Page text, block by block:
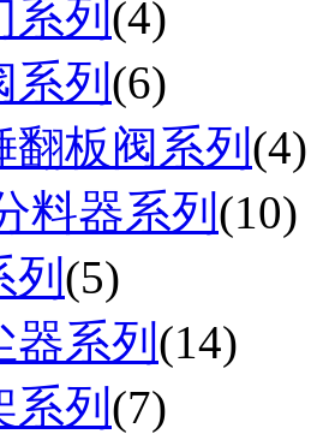
列 (4)
列 (6)
板阀系列 (4)
料器系列 (10)
(5)
系列 (14)
系列 (7)